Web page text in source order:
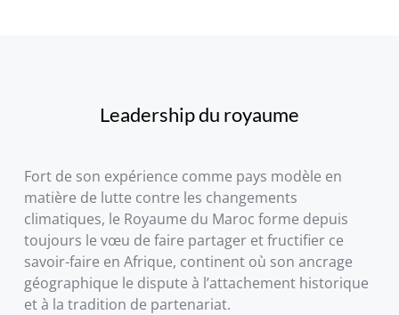
Leadership du royaume
Fort de son expérience comme pays modèle en
matière de lutte contre les changements
climatiques, le Royaume du Maroc forme depuis
toujours le vœu de faire partager et fructifier ce
savoir-faire en Afrique, continent où son ancrage
géographique le dispute à l’attachement historique
et à la tradition de partenariat.